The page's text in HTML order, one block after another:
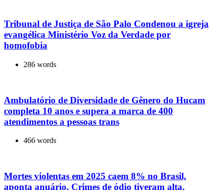
Tribunal de Justiça de São Palo Condenou a igreja
evangélica Ministério Voz da Verdade por
homofobia
286 words
Ambulatório de Diversidade de Gênero do Hucam
completa 10 anos e supera a marca de 400
atendimentos a pessoas trans
466 words
Mortes violentas em 2025 caem 8% no Brasil,
aponta anuário, Crimes de ódio tiveram alta.